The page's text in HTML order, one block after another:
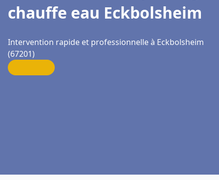
chauffe eau Eckbolsheim
Intervention rapide et professionnelle à Eckbolsheim
(67201)